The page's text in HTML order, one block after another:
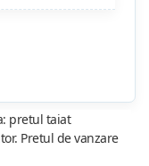
pretul taiat
Pretul de vanzare